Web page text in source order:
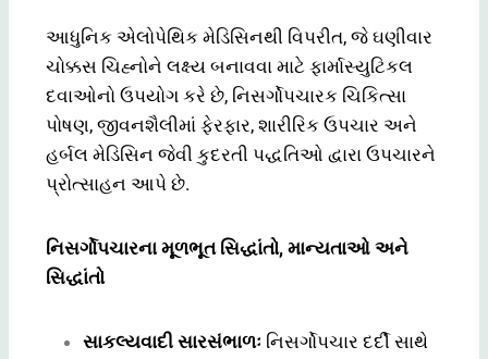
આધુનિક એલોપેથિક મેડિસિનથી વિપરીત, જે ઘણીવાર
ચોક્કસ ચિહ્નોને લક્ષ્ય બનાવવા માટે ફાર્માસ્યુટિકલ
દવાઓનો ઉપયોગ કરે છે, નિસર્ગોપચારક ચિકિત્સા
પોષણ, જીવનશૈલીમાં ફેરફાર, શારીરિક ઉપચાર અને
હર્બલ મેડિસિન જેવી કુદરતી પદ્ધતિઓ દ્વારા ઉપચારને
પ્રોત્સાહન આપે છે.
નિસર્ગોપચારના મૂળભૂત સિદ્ધાંતો, માન્યતાઓ અને
સિદ્ધાંતો
સાકલ્યવાદી સારસંભાળઃ નિસર્ગોપચાર દર્દી સાથે